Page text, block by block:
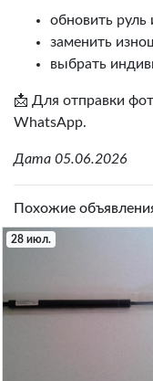
обновить
заменить
выбрать
📩 Для отправки
WhatsApp.
Дата 05.06.2026
Похожие
28 июл.